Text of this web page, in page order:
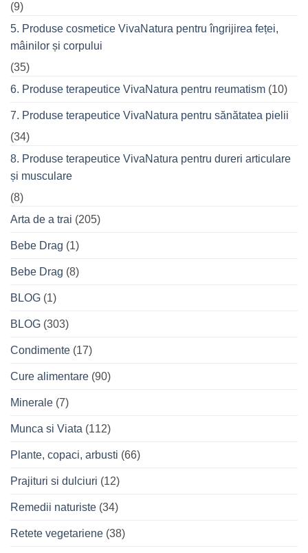
(9)
5. Produse cosmetice VivaNatura pentru îngrijirea feței,
mâinilor și corpului
(35)
6. Produse terapeutice VivaNatura pentru reumatism (10)
7. Produse terapeutice VivaNatura pentru sănătatea pielii
(34)
8. Produse terapeutice VivaNatura pentru dureri articulare
și musculare
(8)
Arta de a trai (205)
Bebe Drag (1)
Bebe Drag (8)
BLOG (1)
BLOG (303)
Condimente (17)
Cure alimentare (90)
Minerale (7)
Munca si Viata (112)
Plante, copaci, arbusti (66)
Prajituri si dulciuri (12)
Remedii naturiste (34)
Retete vegetariene (38)